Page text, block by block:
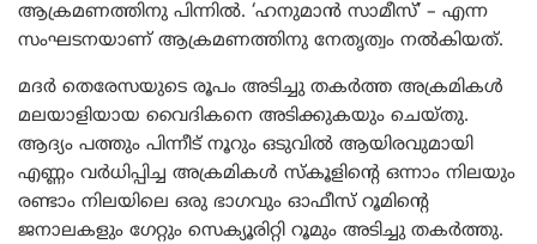
ആക്രമണത്തിനു പിന്നിൽ. ‘ഹനുമാൻ സാമീസ്’ – എന്ന
സംഘടനയാണ് ആക്രമണത്തിനു നേതൃത്വം നൽകിയത്.
മദർ തെരേസയുടെ രൂപം അടിച്ചു തകർത്ത അക്രമികൾ
മലയാളിയായ വൈദികനെ അടിക്കുകയും ചെയ്തു.
ആദ്യം പത്തും പിന്നീട് നൂറും ഒടുവിൽ ആയിരവുമായി
എണ്ണം വർധിപ്പിച്ച അക്രമികൾ സ്‌കൂളിന്റെ ഒന്നാം നിലയും
രണ്ടാം നിലയിലെ ഒരു ഭാഗവും ഓഫീസ് റൂമിന്റെ
ജനാലകളും ഗേറ്റും സെക്യൂരിറ്റി റൂമും അടിച്ചു തകർത്തു.